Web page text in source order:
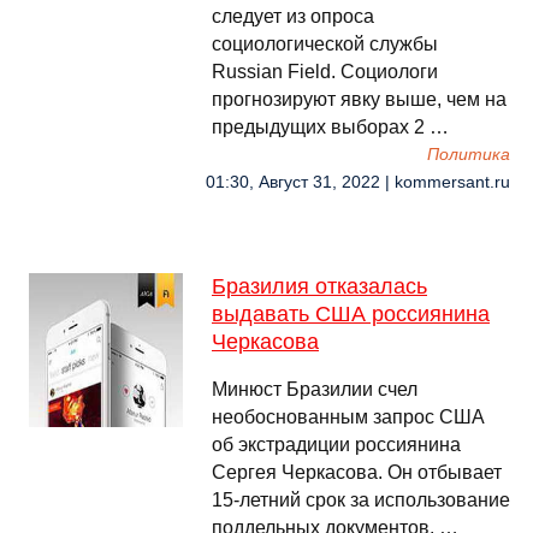
следует из опроса
социологической службы
Russian Field. Социологи
прогнозируют явку выше, чем на
предыдущих выборах 2 …
Политика
01:30, Август 31, 2022 | kommersant.ru
Бразилия отказалась
выдавать США россиянина
Черкасова
Минюст Бразилии счел
необоснованным запрос США
об экстрадиции россиянина
Сергея Черкасова. Он отбывает
15-летний срок за использование
поддельных документов. …